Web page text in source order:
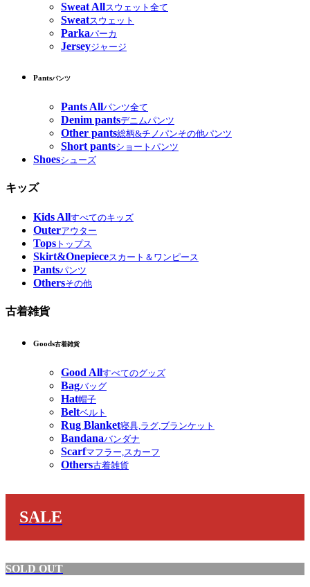
Sweat Allスウェット全て
Sweatスウェット
Parkaパーカ
Jerseyジャージ
Pantsパンツ
Pants Allパンツ全て
Denim pantsデニムパンツ
Other pants総柄&チノパンその他パンツ
Short pantsショートパンツ
Shoesシューズ
キッズ
Kids Allすべてのキッズ
Outerアウター
Tops トップス
Skirt&Onepieceスカート＆ワンピース
Pantsパンツ
Othersその他
古着雑貨
Goods古着雑貨
Good Allすべてのグッズ
Bagバッグ
Hat帽子
Beltベルト
Rug Blanket寝具,ラグ,ブランケット
Bandanaバンダナ
Scarfマフラー,スカーフ
Others古着雑貨
SALE
SOLD OUT